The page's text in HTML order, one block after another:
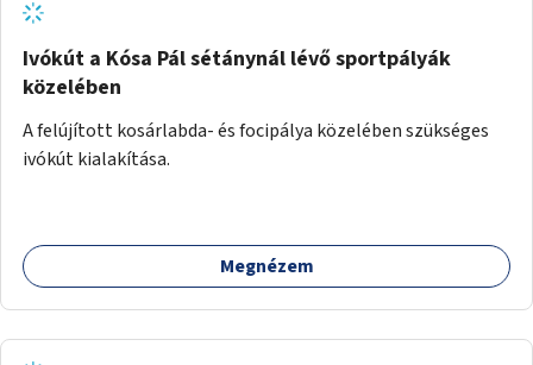
Ivókút a Kósa Pál sétánynál lévő sportpályák
közelében
A felújított kosárlabda- és focipálya közelében szükséges
ivókút kialakítása.
Megnézem